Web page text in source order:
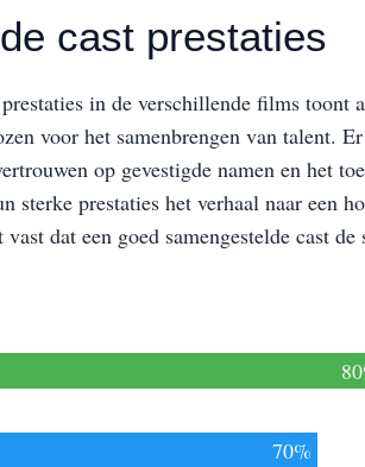
cast prestaties
in de verschillende films toont
voor het samenbrengen van talent.
op gevestigde namen en het
sterke prestaties het verhaal naar een
vast dat een goed samengestelde cast
70%